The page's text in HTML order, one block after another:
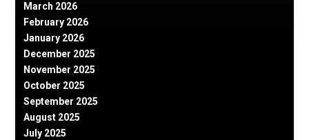
March 2026
February 2026
January 2026
December 2025
November 2025
October 2025
September 2025
August 2025
July 2025